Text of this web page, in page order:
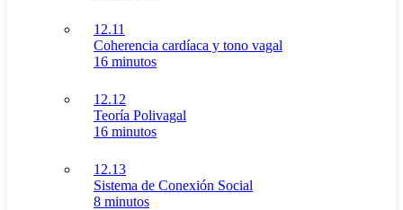
12.11
Coherencia cardíaca y tono vagal
16 minutos
12.12
Teoría Polivagal
16 minutos
12.13
Sistema de Conexión Social
8 minutos